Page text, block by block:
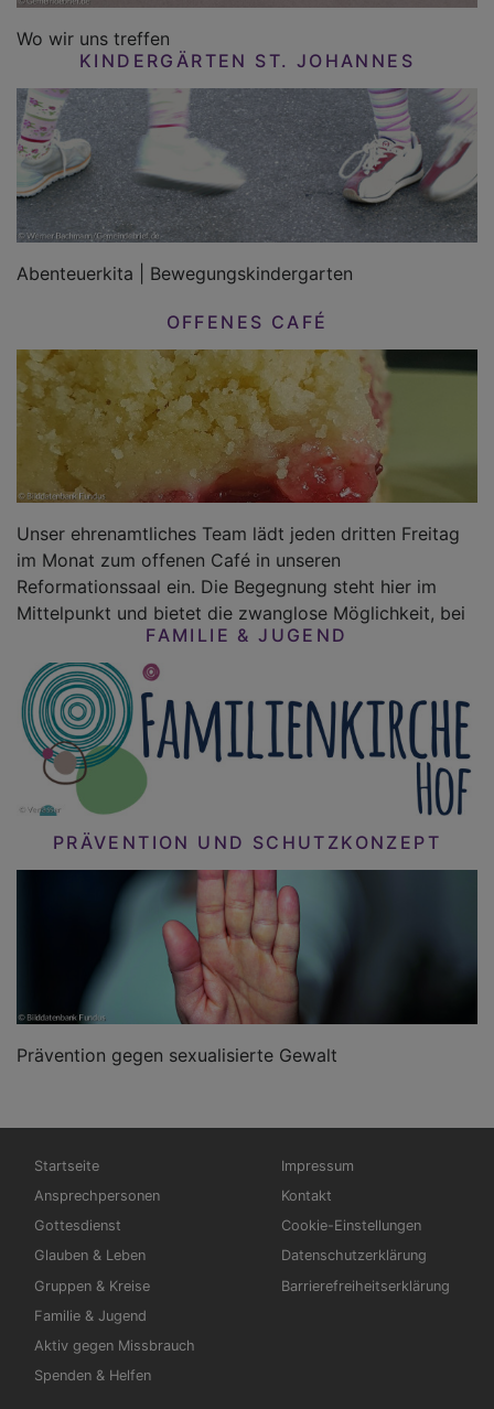
Wo wir uns treffen
KINDERGÄRTEN ST. JOHANNES
Abenteuerkita | Bewegungskindergarten
OFFENES CAFÉ
Unser ehrenamtliches Team lädt jeden dritten Freitag
im Monat zum offenen Café in unseren
Reformationssaal ein. Die Begegnung steht hier im
Mittelpunkt und bietet die zwanglose Möglichkeit, bei
FAMILIE & JUGEND
PRÄVENTION UND SCHUTZKONZEPT
Prävention gegen sexualisierte Gewalt
Hauptnavigation
Startseite
Ansprechpersonen
Gottesdienst
Glauben & Leben
Gruppen & Kreise
Familie & Jugend
Aktiv gegen Missbrauch
Spenden & Helfen
Fußbereichsmenü
Impressum
Kontakt
Cookie-Einstellungen
Datenschutzerklärung
Barrierefreiheitserklärung